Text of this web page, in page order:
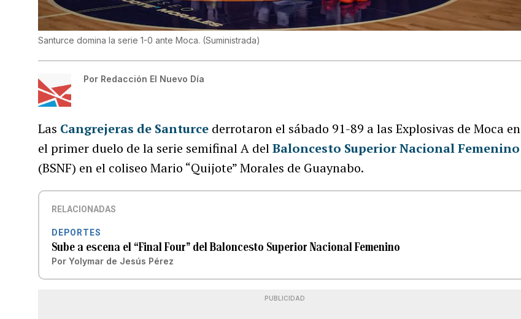
Santurce domina la serie 1-0 ante Moca. (Suministrada)
Por Redacción El Nuevo Día
Las Cangrejeras de Santurce derrotaron el sábado 91-89 a las Explosivas de Moca en
el primer duelo de la serie semifinal A delBaloncesto Superior Nacional Femenino
(BSNF) en el coliseo Mario “Quijote” Morales de Guaynabo.
RELACIONADAS
DEPORTES
Sube a escena el “Final Four” del Baloncesto Superior Nacional Femenino
Por Yolymar de Jesús Pérez
PUBLICIDAD